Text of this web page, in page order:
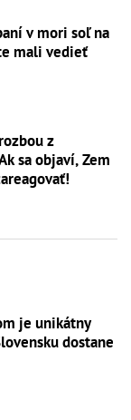
v mori soľ na
mali vedieť
z
sa objaví, Zem
je unikátny
dostane